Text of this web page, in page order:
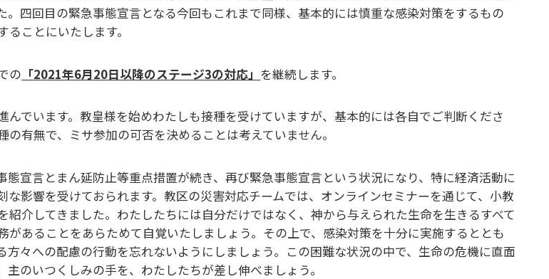
。四回目の緊急事態宣言となる今回もこれまで同様、基本的には慎重な感染対策をするもの
ことにいたします。
の 「2021年6月20日以降のステージ3の対応」 を継続します。
んでいます。教皇様を始めわたしも接種を受けていますが、基本的には各自でご判断くださ
の有無で、ミサ参加の可否を決めることは考えていません。
態宣言とまん延防止等重点措置が続き、再び緊急事態宣言という状況になり、特に経済活動に
な影響を受けておられます。教区の災害対応チームでは、オンラインセミナーを通じて、小教
紹介してきました。わたしたちには自分だけではなく、神から与えられた生命を生きるすべて
があることをあらためて自覚いたしましょう。その上で、感染対策を十分に実施するととも
方々への配慮の行動を忘れないようにしましょう。この困難な状況の中で、生命の危機に直面
主のいつくしみの手を、わたしたちが差し伸べましょう。